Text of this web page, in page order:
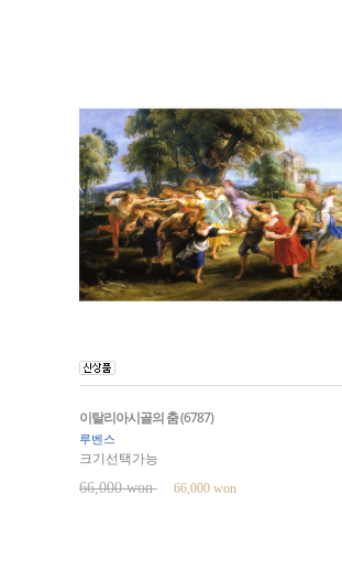
이탈리아시골의 춤 (6787)
루벤스
크기선택가능
66,000 won 66,000 won